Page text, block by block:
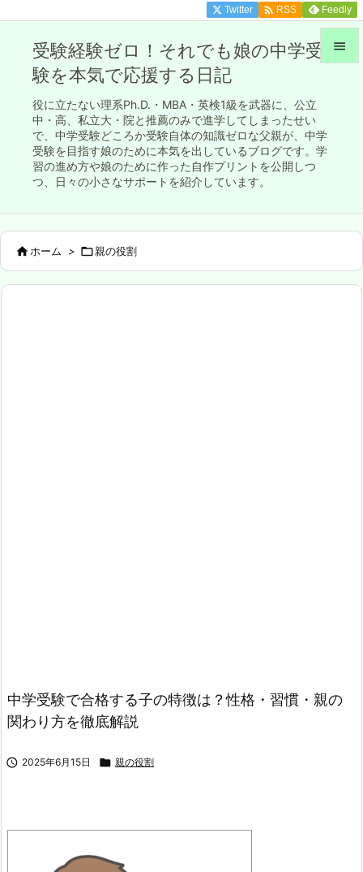
受験経験ゼロ！それでも娘の中学受
験を本気で応援する日記
役に立たない理系Ph.D.・MBA・英検1級を武器に、公立
中・高、私立大・院と推薦のみで進学してしまったせい
で、中学受験どころか受験自体の知識ゼロな父親が、中学
受験を目指す娘のために本気を出しているブログです。学
習の進め方や娘のために作った自作プリントを公開しつ
つ、日々の小さなサポートを紹介しています。

Twitter  RSS Feedly
ホーム > 親の役割
中学受験で合格する子の特徴は？性格・習慣・親の
関わり方を徹底解説
 2025年6月15日  親の役割